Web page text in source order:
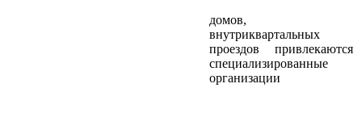
домов,
внутриквартальных
проездов привлекаются
специализированные
организации